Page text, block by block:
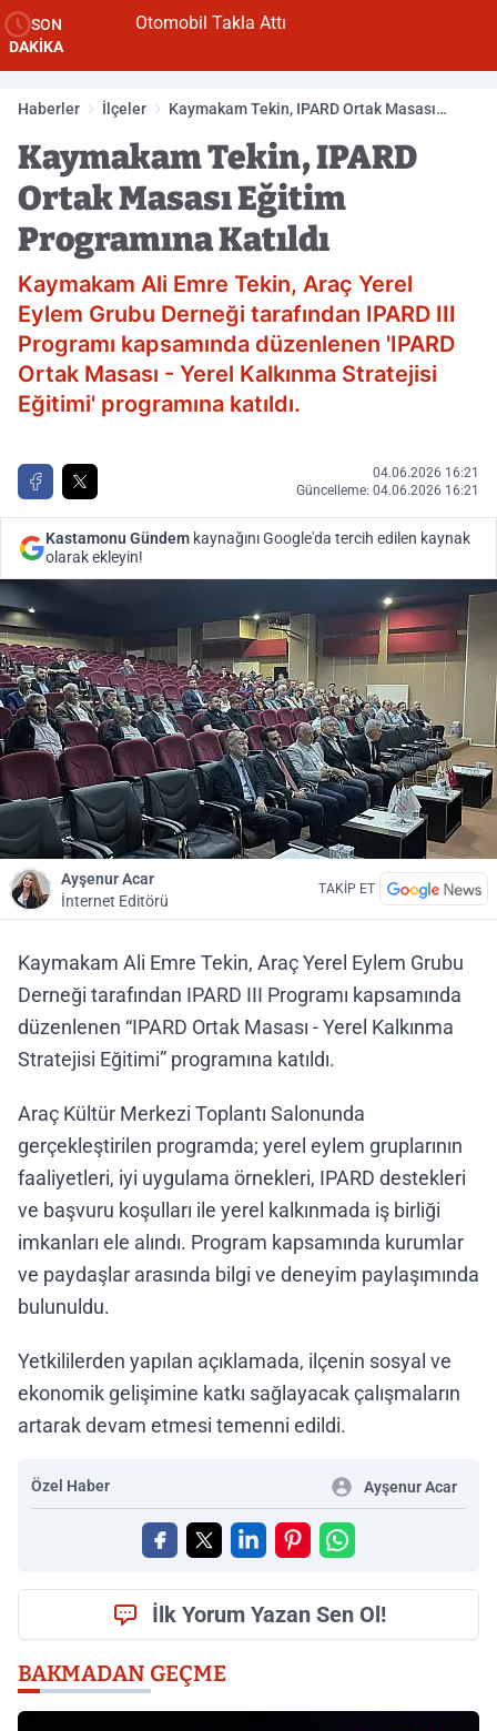
SON
DAKİKA
Otomobil Takla Attı
Haberler İlçeler
Kaymakam Tekin, IPARD Ortak Masası
Kaymakam Tekin, IPARD
Ortak Masası Eğitim
Programına Katıldı
Kaymakam Ali Emre Tekin, Araç Yerel
Eylem Grubu Derneği tarafından IPARD III
Programı kapsamında düzenlenen 'IPARD
Ortak Masası - Yerel Kalkınma Stratejisi
Eğitimi' programına katıldı.
04.06.2026 16:21
Güncelleme: 04.06.2026 16:21
Kastamonu Gündem kaynağını Google'da tercih edilen kaynak
olarak ekleyin!
Ayşenur Acar
İnternet Editörü
TAKİP ET
Kaymakam Ali Emre Tekin, Araç Yerel Eylem Grubu
Derneği tarafından IPARD III Programı kapsamında
düzenlenen “IPARD Ortak Masası - Yerel Kalkınma
Stratejisi Eğitimi” programına katıldı.
Araç Kültür Merkezi Toplantı Salonunda
gerçekleştirilen programda; yerel eylem gruplarının
faaliyetleri, iyi uygulama örnekleri, IPARD destekleri
ve başvuru koşulları ile yerel kalkınmada iş birliği
imkanları ele alındı. Program kapsamında kurumlar
ve paydaşlar arasında bilgi ve deneyim paylaşımında
bulunuldu.
Yetkililerden yapılan açıklamada, ilçenin sosyal ve
ekonomik gelişimine katkı sağlayacak çalışmaların
artarak devam etmesi temenni edildi.
Özel Haber Ayşenur Acar
İlk Yorum Yazan Sen Ol!
BAKMADAN GEÇME